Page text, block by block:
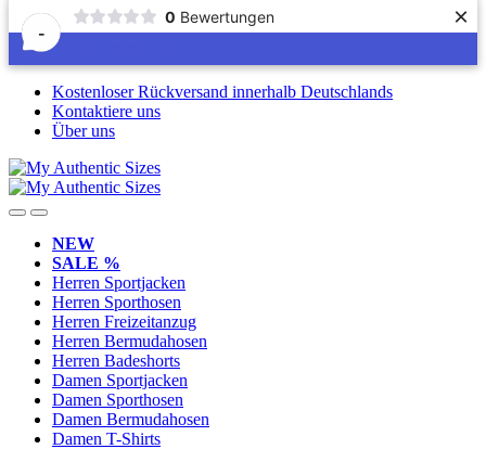
-
0 Bewertungen ×
Skip
navigation
Skip
content
Kostenloser Rückversand innerhalb Deutschlands
Kontaktiere uns
Über uns
NEW
SALE %
Herren Sportjacken
Herren Sporthosen
Herren Freizeitanzug
Herren Bermudahosen
Herren Badeshorts
Damen Sportjacken
Damen Sporthosen
Damen Bermudahosen
Damen T-Shirts